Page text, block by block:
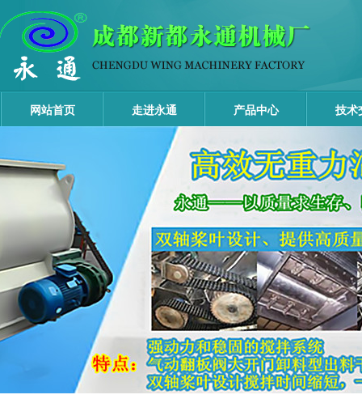
网站首页 走进永通 产品中心 技术